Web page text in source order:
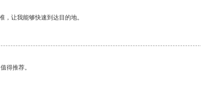
，让我能够快速到达目的地。
得推荐。